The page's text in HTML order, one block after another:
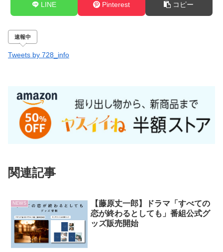
LINE Pinterest コピー
速報中
Tweets by 728_info
関連記事
NEWS
【藤原丈一郎】ドラマ「すべての
恋が終わるとしても」番組公式グ
ッズ販売開始